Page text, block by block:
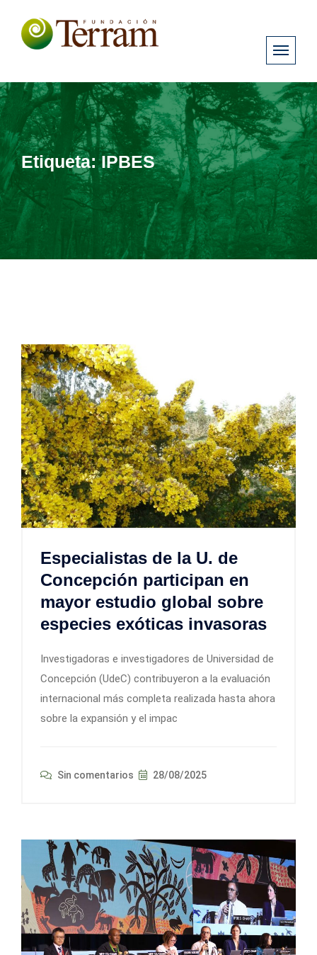
Etiqueta:IPBES
Especialistas de la U. de
Concepción participan en
mayor estudio global sobre
especies exóticas invasoras
Investigadoras e investigadores de Universidad de
Concepción (UdeC) contribuyeron a la evaluación
internacional más completa realizada hasta ahora
sobre la expansión y el impac
Sin comentarios 28/08/2025